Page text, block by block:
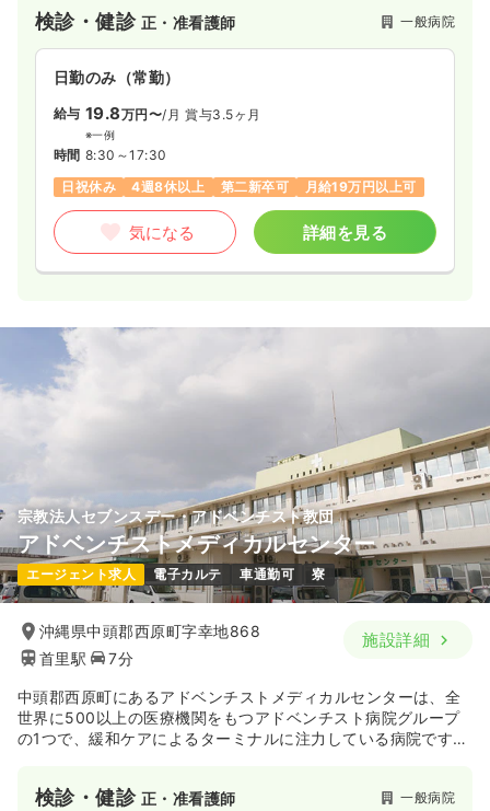
の役割も担っています。令和元年には、附属病院との統合も果
たし、今後ますます地域の急性期医療への貢献に期待がかかる
病院です。
検診・健診 正・准看護師 一般病院
日勤のみ（常勤）
給与 19.8万円〜/月 賞与3.5ヶ月
※一例
時間 8:30～17:30
日祝休み
4週8休以上 第二新卒可 月給19万円以上可
気になる 詳細を見る
宗教法人セブンスデー・アドベンチスト教団
アドベンチストメディカルセンター
エージェント求人 電子カルテ 車通勤可 寮
沖縄県中頭郡西原町字幸地868
首里駅
7分
施設詳細
中頭郡西原町にあるアドベンチストメディカルセンターは、全
世界に500以上の医療機関をもつアドベンチスト病院グループ
の1つで、緩和ケアによるターミナルに注力している病院です。
検診・健診 正・准看護師 一般病院